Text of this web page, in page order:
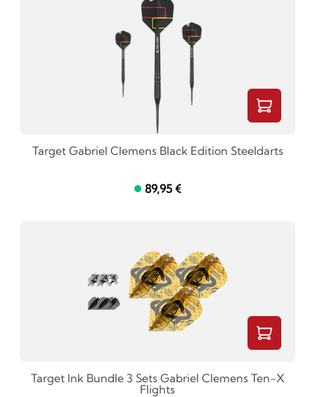
Target Gabriel Clemens Black Edition Steeldarts
89,95 €
Target Ink Bundle 3 Sets Gabriel Clemens Ten-X
Flights